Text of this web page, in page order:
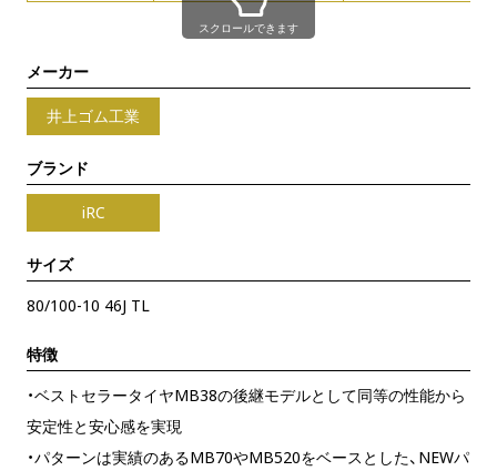
スクロールできます
メーカー
井上ゴム工業
ブランド
iRC
サイズ
80/100-10 46J TL
特徴
・ベストセラータイヤMB38の後継モデルとして同等の性能から
安定性と安心感を実現
・パターンは実績のあるMB70やMB520をベースとした、NEWパ